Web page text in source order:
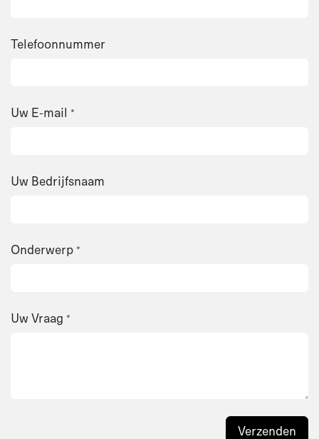
Telefoonnummer
Uw E-mail *
Uw Bedrijfsnaam
Onderwerp *
Uw Vraag *
Verzenden